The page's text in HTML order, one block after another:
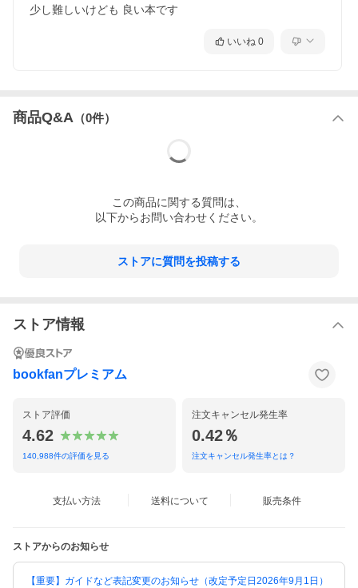
少し難しいけども 良い本です
いいね 0
商品Q&A （0件）
この商品に関する質問は、
以下からお問い合わせください。
ストアに質問を投稿する
ストア情報
bookfanプレミアム
ストア評価
4.62
140,988件の評価を見る
注文キャンセル発生率
0.42％
注文キャンセル発生率とは？
支払い方法 送料について 販売条件
ストアからのお知らせ
【重要】ガイドなど表記変更のお知らせ（改定予定日2026年9月1日）